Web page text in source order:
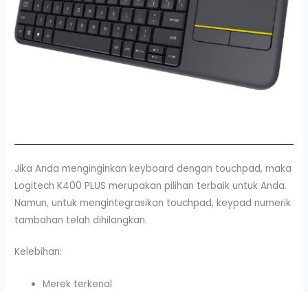
Jika Anda menginginkan keyboard dengan touchpad, maka
Logitech K400 PLUS merupakan pilihan terbaik untuk Anda.
Namun, untuk mengintegrasikan touchpad, keypad numerik
tambahan telah dihilangkan.
Kelebihan:
Merek terkenal